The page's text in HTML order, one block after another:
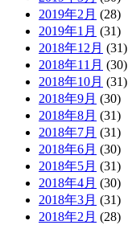
2019年2月 (28)
2019年1月 (31)
2018年12月 (31)
2018年11月 (30)
2018年10月 (31)
2018年9月 (30)
2018年8月 (31)
2018年7月 (31)
2018年6月 (30)
2018年5月 (31)
2018年4月 (30)
2018年3月 (31)
2018年2月 (28)